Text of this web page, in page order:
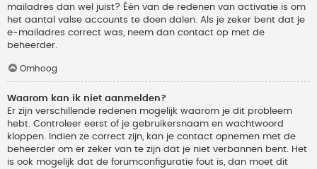
mailadres dan wel juist? Één van de redenen van activatie is om
het aantal valse accounts te doen dalen. Als je zeker bent dat je
e-mailadres correct was, neem dan contact op met de
beheerder.
Omhoog
Waarom kan ik niet aanmelden?
Er zijn verschillende redenen mogelijk waarom je dit probleem
hebt. Controleer eerst of je gebruikersnaam en wachtwoord
kloppen. Indien ze correct zijn, kan je contact opnemen met de
beheerder om er zeker van te zijn dat je niet verbannen bent. Het
is ook mogelijk dat de forumconfiguratie fout is, dan moet dit